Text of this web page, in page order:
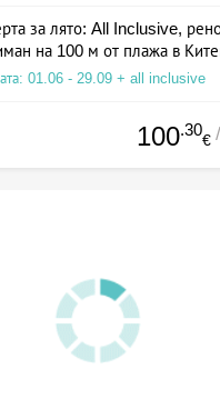
за лято: All Inclusive,
на 100 м от плажа в
01.06 - 29.09 + all inclusive
100.30
€ /